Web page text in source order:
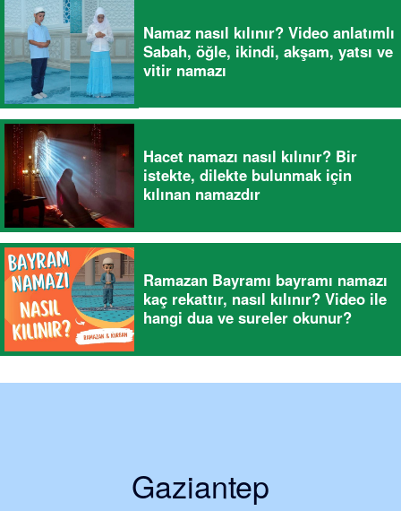
Namaz nasıl kılınır? Video anlatımlı
Sabah, öğle, ikindi, akşam, yatsı ve
vitir namazı
Hacet namazı nasıl kılınır? Bir
istekte, dilekte bulunmak için
kılınan namazdır
Ramazan Bayramı bayramı namazı
kaç rekattır, nasıl kılınır? Video ile
hangi dua ve sureler okunur?
Gaziantep